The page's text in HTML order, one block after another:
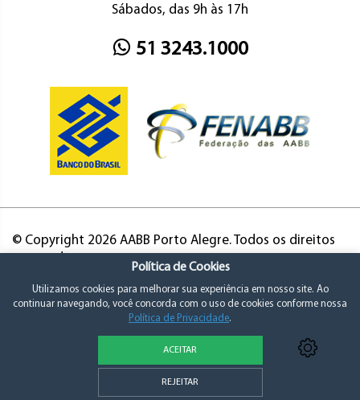
Sábados, das 9h às 17h
51 3243.1000
© Copyright 2026 AABB Porto Alegre. Todos os direitos
Política de Privacidade e Consentimento
Política de Cookies
Utilizamos cookies para melhorar sua experiência em nosso site. Ao
continuar navegando, você concorda com o uso de cookies conforme nossa
Política de Privacidade.
ACEITAR
REJEITAR